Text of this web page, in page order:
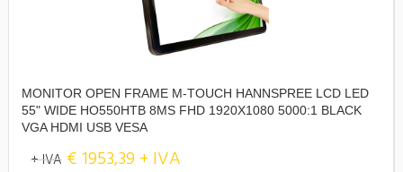
MONITOR OPEN FRAME M-TOUCH HANNSPREE LCD LED
55" WIDE HO550HTB 8MS FHD 1920X1080 5000:1 BLACK
VGA HDMI USB VESA
+ IVA € 1953,39 + IVA